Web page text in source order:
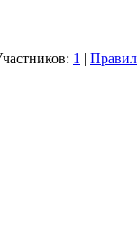
1 |